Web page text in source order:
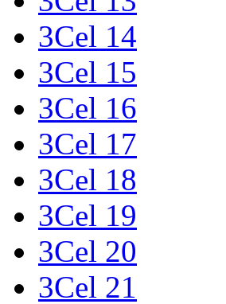
3Cel 14
3Cel 15
3Cel 16
3Cel 17
3Cel 18
3Cel 19
3Cel 20
3Cel 21